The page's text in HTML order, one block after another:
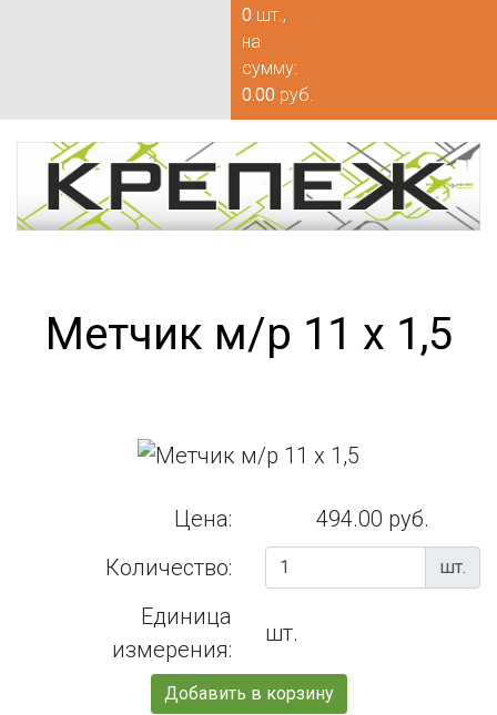
0 шт.,
на
сумму:
0.00 руб.
Метчик м/р 11 х 1,5
Цена:
494.00 руб.
Количество:
шт.
Единица
измерения:
шт.
Добавить в корзину